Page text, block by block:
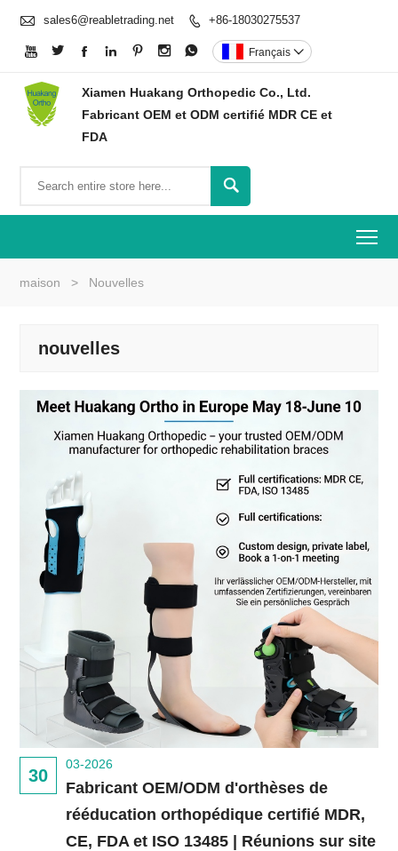
 sales6@reabletrading.net  +86-18030275537
       Français 
Xiamen Huakang Orthopedic Co., Ltd.
Fabricant OEM et ODM certifié MDR CE et
FDA

maison > Nouvelles
nouvelles
30
03-2026
Fabricant OEM/ODM d'orthèses de
rééducation orthopédique certifié MDR,
CE, FDA et ISO 13485 | Réunions sur site